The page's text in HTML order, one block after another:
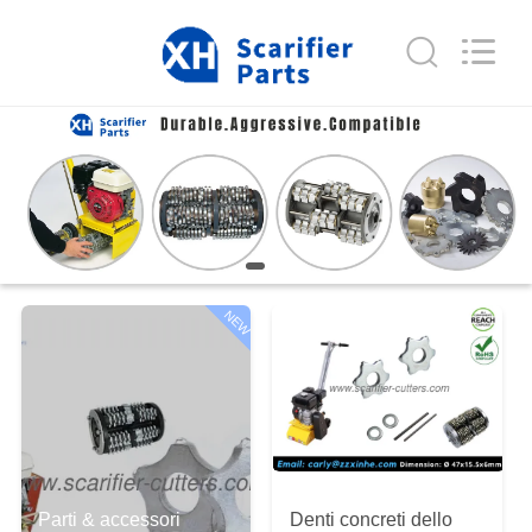
CASA.
PRODOTTI
VIDEO
SU
VISITA
NEW
Parti & accessori
Denti concreti dello